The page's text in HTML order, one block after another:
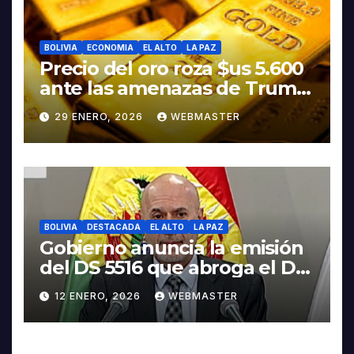
BOLIVIA ECONOMIA EL ALTO LA PAZ
Precio del oro roza $us 5.600
ante las amenazas de Trump
contra Irán
29 ENERO, 2026 WEBMASTER
BOLIVIA DESTACADA EL ALTO LA PAZ
Gobierno anuncia la emisión
del DS 5516 que abroga el DS
5503
12 ENERO, 2026 WEBMASTER